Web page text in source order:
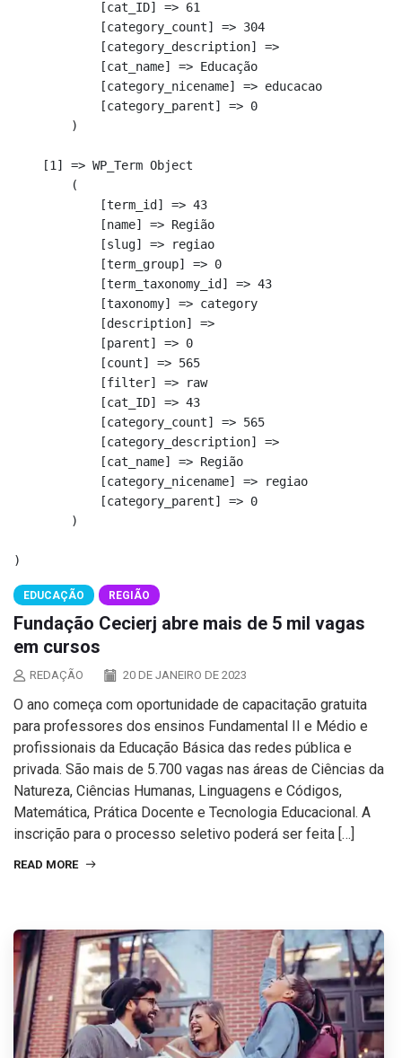
            [cat_ID] => 61
            [category_count] => 304
            [category_description] =>
            [cat_name] => Educação
            [category_nicename] => educacao
            [category_parent] => 0
        )
    [1] => WP_Term Object
        (
            [term_id] => 43
            [name] => Região
            [slug] => regiao
            [term_group] => 0
            [term_taxonomy_id] => 43
            [taxonomy] => category
            [description] =>
            [parent] => 0
            [count] => 565
            [filter] => raw
            [cat_ID] => 43
            [category_count] => 565
            [category_description] =>
            [cat_name] => Região
            [category_nicename] => regiao
            [category_parent] => 0
        )
EDUCAÇÃO REGIÃO
Fundação Cecierj abre mais de 5 mil vagas
em cursos
REDAÇÃO 20 DE JANEIRO DE 2023
O ano começa com oportunidade de capacitação gratuita
para professores dos ensinos Fundamental II e Médio e
profissionais da Educação Básica das redes pública e
privada. São mais de 5.700 vagas nas áreas de Ciências da
Natureza, Ciências Humanas, Linguagens e Códigos,
Matemática, Prática Docente e Tecnologia Educacional. A
inscrição para o processo seletivo poderá ser feita […]
READ MORE